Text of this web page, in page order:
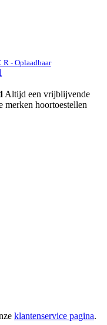
R - Oplaadbaar
Altijd een vrijblijvende
merken hoortoestellen
klantenservice pagina.